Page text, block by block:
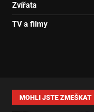
Zvířata
TV a filmy
MOHLI JSTE ZMEŠKAT